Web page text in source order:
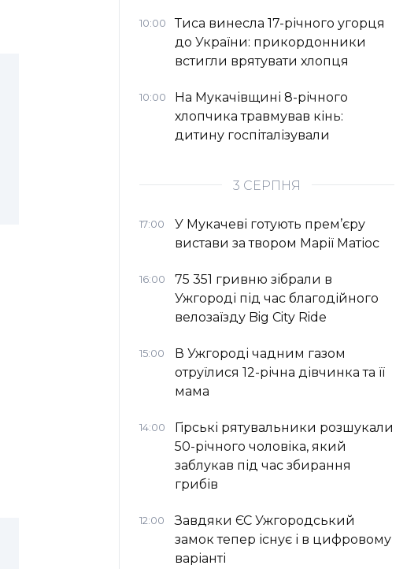
10:00
Тиса винесла 17-річного угорця
до України: прикордонники
встигли врятувати хлопця
10:00
На Мукачівщині 8-річного
хлопчика травмував кінь:
дитину госпіталізували
3 СЕРПНЯ
17:00
У Мукачеві готують прем’єру
вистави за твором Марії Матіос
16:00
75 351 гривню зібрали в
Ужгороді під час благодійного
велозаїзду Big Сity Ride
15:00
В Ужгороді чадним газом
отруїлися 12-річна дівчинка та її
мама
14:00
Гірські рятувальники розшукали
50-річного чоловіка, який
заблукав під час збирання
грибів
12:00
Завдяки ЄС Ужгородський
замок тепер існує і в цифровому
варіанті